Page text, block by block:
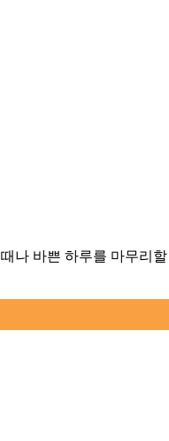
나 바쁜 하루를 마무리